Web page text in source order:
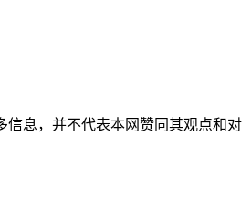
信息，并不代表本网赞同其观点和对